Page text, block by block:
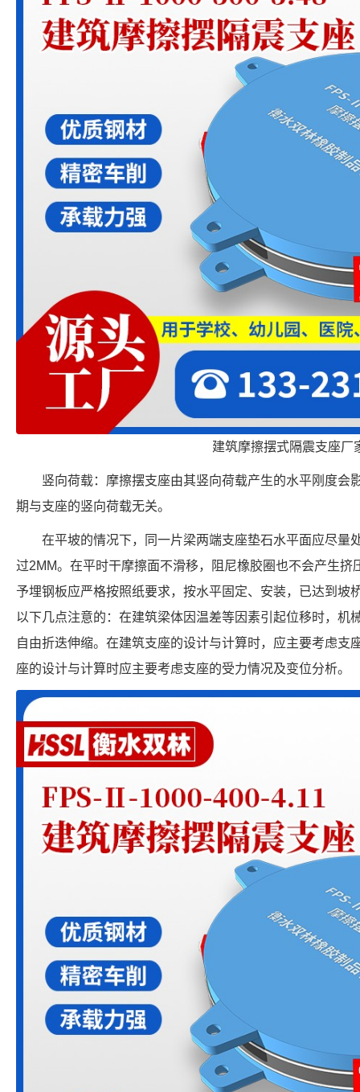
建筑摩擦摆式隔震支座厂
竖向荷载：摩擦摆支座由其竖向荷载产生的水平刚度会
期与支座的竖向荷载无关。
在平坡的情况下，同一片梁两端支座垫石水平面应尽量
过2MM。在平时干摩擦面不滑移，阻尼橡胶圈也不会产生
予埋钢板应严格按照纸要求，按水平固定、安装，已达到坡
以下几点注意的：在建筑梁体因温差等因素引起位移时，机
自由折迭伸缩。在建筑支座的设计与计算时，应主要考虑支
座的设计与计算时应主要考虑支座的受力情况及变位分析。